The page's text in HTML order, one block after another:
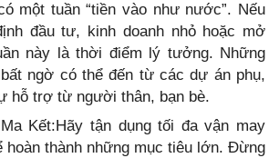
một tuần “tiền vào như nước”. Nếu
đầu tư, kinh doanh nhỏ hoặc mở
này là thời điểm lý tưởng. Những
ngờ có thể đến từ các dự án phụ,
hỗ trợ từ người thân, bạn bè.
Kết:Hãy tận dụng tối đa vận may
hoàn thành những mục tiêu lớn. Đừng